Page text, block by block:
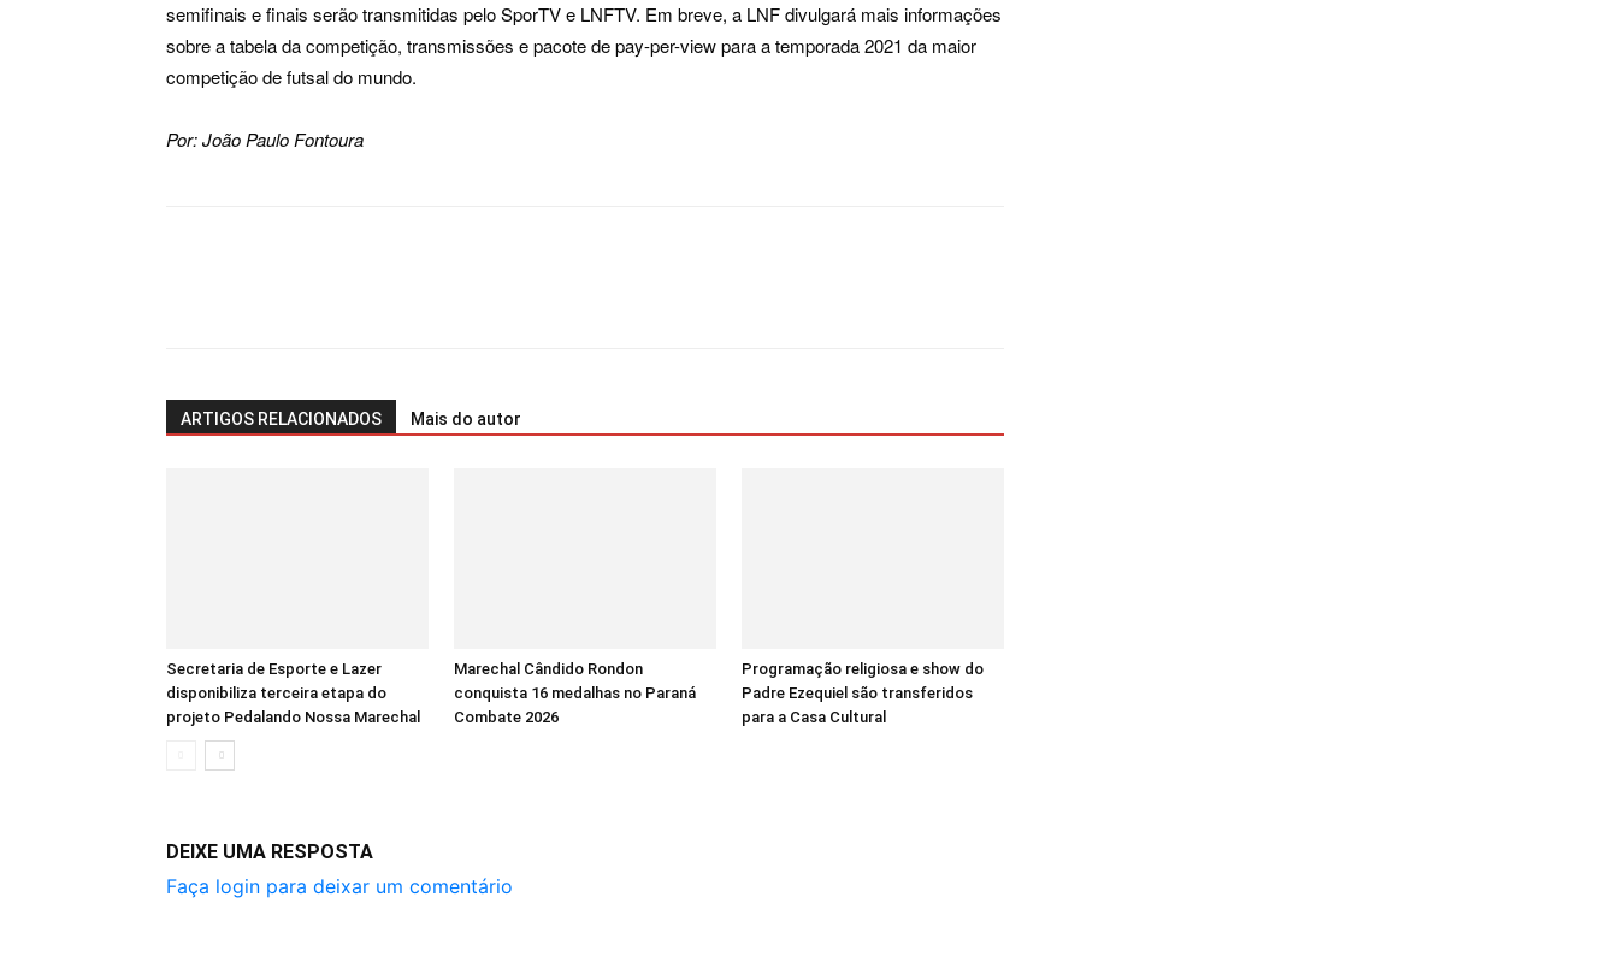
semifinais e finais serão transmitidas pelo SporTV e LNFTV. Em breve, a LNF divulgará mais informações
sobre a tabela da competição, transmissões e pacote de pay-per-view para a temporada 2021 da maior
competição de futsal do mundo.
Por: João Paulo Fontoura
ARTIGOS RELACIONADOS Mais do autor
Secretaria de Esporte e Lazer
disponibiliza terceira etapa do
projeto Pedalando Nossa Marechal
Marechal Cândido Rondon
conquista 16 medalhas no Paraná
Combate 2026
Programação religiosa e show do
Padre Ezequiel são transferidos
para a Casa Cultural
DEIXE UMA RESPOSTA
Faça login para deixar um comentário